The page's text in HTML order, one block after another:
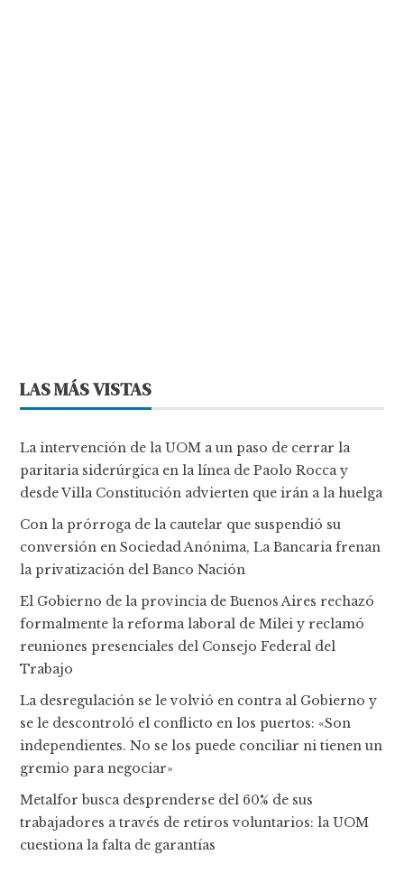
LAS MÁS VISTAS
La intervención de la UOM a un paso de cerrar la
paritaria siderúrgica en la línea de Paolo Rocca y
desde Villa Constitución advierten que irán a la huelga
Con la prórroga de la cautelar que suspendió su
conversión en Sociedad Anónima, La Bancaria frenan
la privatización del Banco Nación
El Gobierno de la provincia de Buenos Aires rechazó
formalmente la reforma laboral de Milei y reclamó
reuniones presenciales del Consejo Federal del
Trabajo
La desregulación se le volvió en contra al Gobierno y
se le descontroló el conflicto en los puertos: «Son
independientes. No se los puede conciliar ni tienen un
gremio para negociar»
Metalfor busca desprenderse del 60% de sus
trabajadores a través de retiros voluntarios: la UOM
cuestiona la falta de garantías